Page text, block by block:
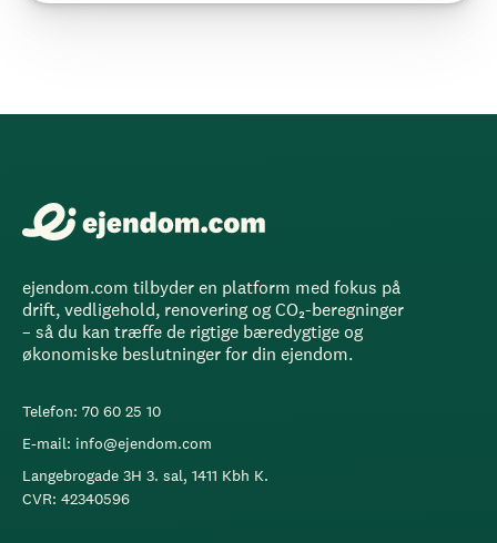
ejendom.com tilbyder en platform med fokus på
drift, vedligehold, renovering og CO₂-beregninger
– så du kan træffe de rigtige bæredygtige og
økonomiske beslutninger for din ejendom.
Telefon: 70 60 25 10
E-mail: info@ejendom.com
Langebrogade 3H 3. sal, 1411 Kbh K.
CVR: 42340596